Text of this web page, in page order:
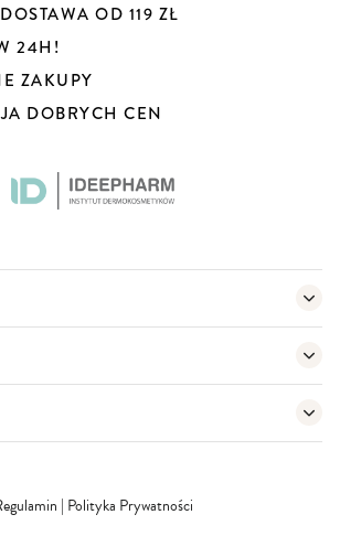
OD 119 ZŁ
24H!
ZAKUPY
DOBRYCH CEN
| Polityka Prywatności